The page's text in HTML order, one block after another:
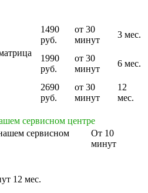
1490
руб.
от 30
минут
3 мес.
1990
руб.
от 30
минут
6 мес.
2690
руб.
от 30
минут
12
мес.
сервисном центре
сервисном
От 10
минут
12 мес.